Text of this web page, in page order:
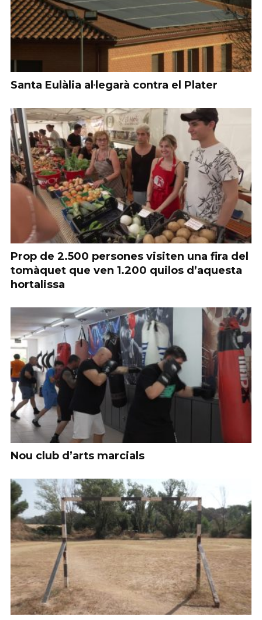
Santa Eulàlia al·legarà contra el Plater
Prop de 2.500 persones visiten una fira del
tomàquet que ven 1.200 quilos d’aquesta
hortalissa
Nou club d’arts marcials